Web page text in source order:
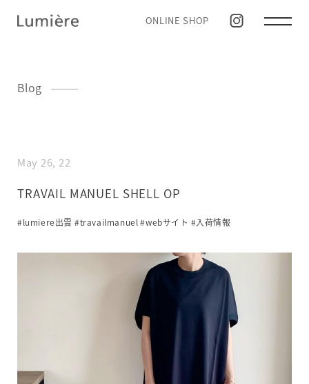
ONLINE SHOP
Blog
May 26, 22
TRAVAIL MANUEL SHELL OP
#lumiere出雲 #travailmanuel#webサイト #入荷情報